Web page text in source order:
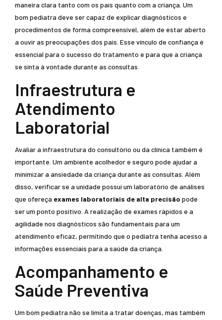
maneira clara tanto com os pais quanto com a criança. Um
bom pediatra deve ser capaz de explicar diagnósticos e
procedimentos de forma compreensível, além de estar aberto
a ouvir as preocupações dos pais. Esse vínculo de confiança é
essencial para o sucesso do tratamento e para que a criança
se sinta à vontade durante as consultas.
Infraestrutura e
Atendimento
Laboratorial
Avaliar a infraestrutura do consultório ou da clínica também é
importante. Um ambiente acolhedor e seguro pode ajudar a
minimizar a ansiedade da criança durante as consultas. Além
disso, verificar se a unidade possui um laboratório de análises
que ofereça exames laboratoriais de alta precisão pode
ser um ponto positivo. A realização de exames rápidos e a
agilidade nos diagnósticos são fundamentais para um
atendimento eficaz, permitindo que o pediatra tenha acesso a
informações essenciais para a saúde da criança.
Acompanhamento e
Saúde Preventiva
Um bom pediatra não se limita a tratar doenças, mas também